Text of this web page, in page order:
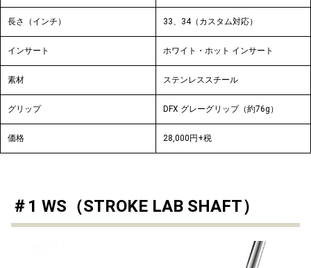
長さ（インチ） 33、34（カスタム対応）
インサート ホワイト・ホット インサート
素材 ステンレススチール
グリップ DFX グレーグリップ（約76g）
価格 28,000円+税
＃1 WS（STROKE LAB SHAFT）